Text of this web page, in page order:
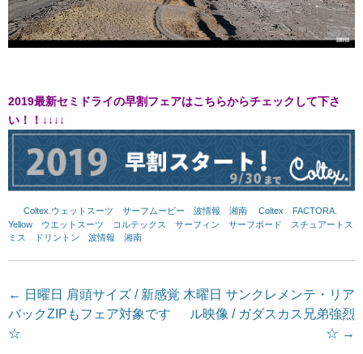
2019最新セミドライの早割フェアはこちらからチェックして下さ
い！！↓↓↓↓
Coltex.ウェットスーツ サーフムービー 波情報 湘南 Coltex FACTORA.
Yellow
ウエットスーツ コルテックス サーフィン サーフボード
スチュアートス
ミス
ドリントン 波情報 湘南
投
稿
ナ
← 日曜日 肩頭サイズ / 新感覚
バックZIPもフェア対象です
☆
木曜日 サンクレメンテ・リア
ル映像 / ガダスカス兄弟強烈
☆ →